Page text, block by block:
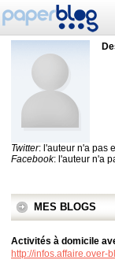
Twitter: l'auteur n'a pas
Facebook: l'auteur n'a
MES BLOGS
Activités à domicile
http://infos.affaire.over-